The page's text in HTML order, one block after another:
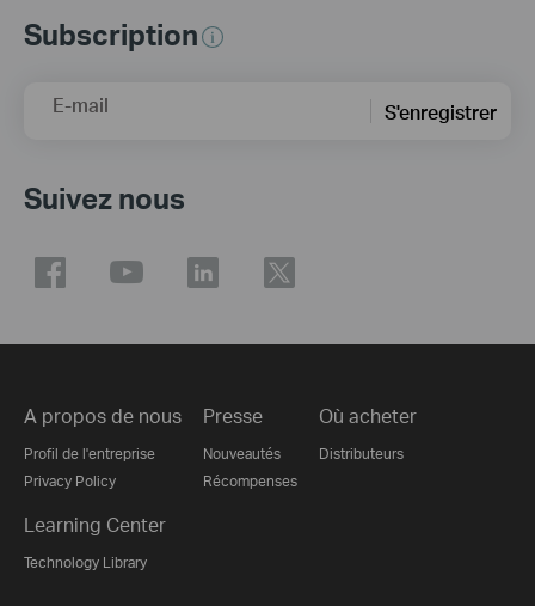
Subscription
E-mail S'enregistrer
Suivez nous
A propos de nous
Profil de l'entreprise
Privacy Policy
Presse
Nouveautés
Récompenses
Où acheter
Distributeurs
Learning Center
Technology Library